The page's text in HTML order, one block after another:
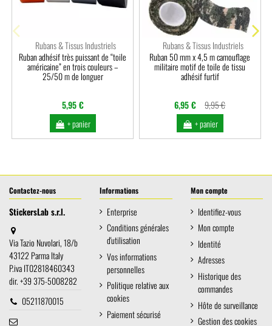
Rubans & Tissus Industriels
Ruban adhésif très puissant de “toile
américaine” en trois couleurs –
25/50 m de longuer
5,95 €
+ panier
Rubans & Tissus Industriels
Ruban 50 mm x 4,5 m camouflage
militaire motif de toile de tissu
adhésif furtif
6,95 €
9,95 €
+ panier
Contactez-nous
StickersLab s.r.l.
Via Tazio Nuvolari, 18/b
43122 Parma Italy
P.iva IT02818460343
dir. +39 375-5008282
05211870015
Informations
Enterprise
Conditions générales
d'utilisation
Vos informations
personnelles
Politique relative aux
cookies
Paiement sécurisé
Mon compte
Identifiez-vous
Mon compte
Identité
Adresses
Historique des
commandes
Hôte de surveillance
Gestion des cookies